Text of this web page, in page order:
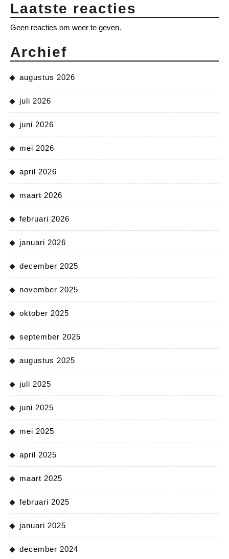
Laatste reacties
Geen reacties om weer te geven.
Archief
augustus 2026
juli 2026
juni 2026
mei 2026
april 2026
maart 2026
februari 2026
januari 2026
december 2025
november 2025
oktober 2025
september 2025
augustus 2025
juli 2025
juni 2025
mei 2025
april 2025
maart 2025
februari 2025
januari 2025
december 2024